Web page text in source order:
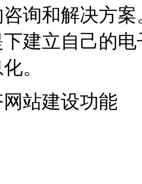
询和解决方
建立自己的
。
站建设功能